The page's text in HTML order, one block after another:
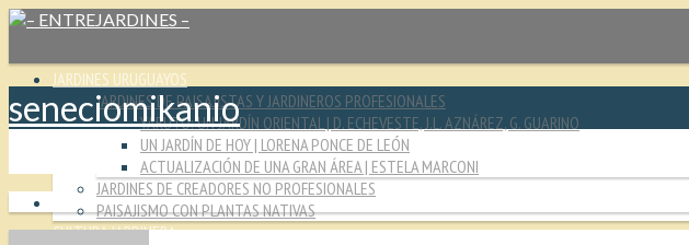
JARDINES URUGUAYOS
JARDINES DE PAISAJISTAS Y JARDINEROS PROFESIONALES
YARUTO: UN JARDÍN ORIENTAL | D. ECHEVESTE, J.L. AZNÁREZ, G. GUARINO
UN JARDÍN DE HOY | LORENA PONCE DE LEÓN
ACTUALIZACIÓN DE UNA GRAN ÁREA | ESTELA MARCONI
JARDINES DE CREADORES NO PROFESIONALES
PAISAJISMO CON PLANTAS NATIVAS
CULTURA JARDINERA
seneciomikanio